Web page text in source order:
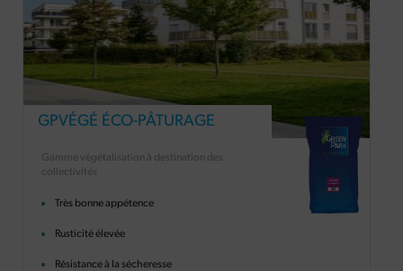
GPVÉGÉ ÉCO-PÂTURAGE
Gamme végétalisation à destination des
collectivités
Très bonne appétence
Rusticité élevée
Résistance à la sécheresse